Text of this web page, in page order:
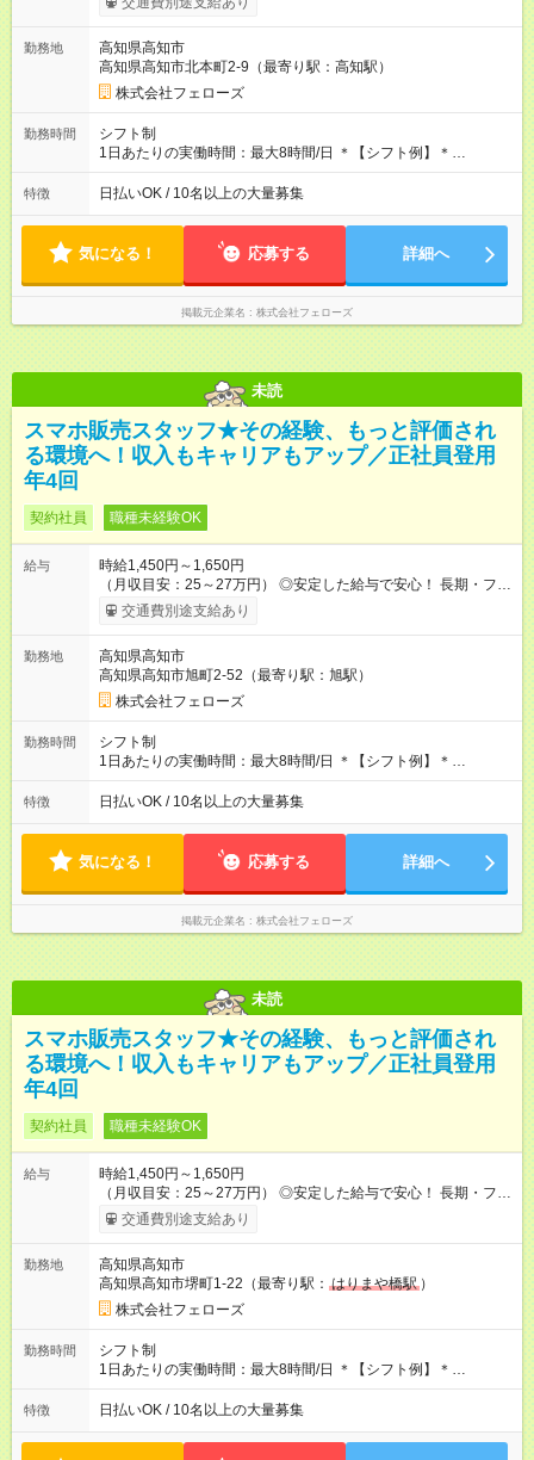
す。シフトが削られることはないので、安定した給与が入りま
たいという人もいると思います。このあたりは柔軟に対応する
ので、お気軽にご相談ください！ ※2ヶ月の試用期間がありま
す。その間の給与・待遇に変更はありません。 【試用期間】試
用期間あり 試用期間の長さ：2ヶ月 雇用形態、給与は本採用時
と同じです。
勤務地
高知県高知市
高知県高知市北本町2-9（最寄り駅：高知駅）
株式会社フェローズ
勤務時間
シフト制
1日あたりの実働時間：最大8時間/日 ＊【シフト例】＊
(1) 10:00～19:00 (2) 11:00～20:00 (3) 12:00～21:00 など ◎
いずれも実働8時間・休憩1時間です。中抜けシフトなどはあり
たい」などあれば相談に応じますのでおっしゃってください！
特徴 日払いOK / 10名以上の大量募集
気になる！ 応募する 詳細へ
掲載元企業名 株式会社フェローズ
未読
スマホ販売スタッフ★その経験、もっと評価され
る環境へ！収入もキャリアもアップ／正社員登用
年4回
契約社員 職種未経験OK
給与
時給1,450円～1,650円
（月収目安：25～27万円） ◎安定した給与で安心！ 長期・フル
タイムで勤務いただける方にお越しいただきたいと思っていま
す。シフトが削られることはないので、安定した給与が入りま
たいという人もいると思います。このあたりは柔軟に対応する
ので、お気軽にご相談ください！ ※2ヶ月の試用期間がありま
す。その間の給与・待遇に変更はありません。 【試用期間】試
用期間あり 試用期間の長さ：2ヶ月 雇用形態、給与は本採用時
と同じです。
交通費別途支給あり
勤務地
高知県高知市
高知県高知市旭町2-52（最寄り駅：旭駅）
株式会社フェローズ
勤務時間
シフト制
1日あたりの実働時間：最大8時間/日 ＊【シフト例】＊
(1) 10:00～19:00 (2) 11:00～20:00 (3) 12:00～21:00 など ◎
いずれも実働8時間・休憩1時間です。中抜けシフトなどはあり
たい」などあれば相談に応じますのでおっしゃってください！
特徴 日払いOK / 10名以上の大量募集
気になる！ 応募する 詳細へ
掲載元企業名 株式会社フェローズ
未読
スマホ販売スタッフ★その経験、もっと評価され
る環境へ！収入もキャリアもアップ／正社員登用
年4回
契約社員 職種未経験OK
給与
時給1,450円～1,650円
（月収目安：25～27万円） ◎安定した給与で安心！ 長期・フル
タイムで勤務いただける方にお越しいただきたいと思っていま
す。シフトが削られることはないので、安定した給与が入りま
たいという人もいると思います。このあたりは柔軟に対応する
ので、お気軽にご相談ください！ ※2ヶ月の試用期間がありま
す。その間の給与・待遇に変更はありません。 【試用期間】試
用期間あり 試用期間の長さ：2ヶ月 雇用形態、給与は本採用時
と同じです。
交通費別途支給あり
勤務地
高知県高知市
高知県高知市堺町1-22（最寄り駅： はりまや橋駅 ）
株式会社フェローズ
勤務時間
シフト制
1日あたりの実働時間：最大8時間/日 ＊【シフト例】＊
(1) 10:00～19:00 (2) 11:00～20:00 (3) 12:00～21:00 など ◎
いずれも実働8時間・休憩1時間です。中抜けシフトなどはあり
たい」などあれば相談に応じますのでおっしゃってください！
特徴 日払いOK / 10名以上の大量募集